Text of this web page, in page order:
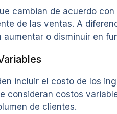
cambian de acuerdo
de las ventas. A
o disminuir en
incluir el costo de los
consideran costos
de clientes.